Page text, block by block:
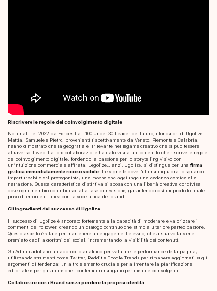
Riscrivere le regole del coinvolgimento digitale
Nominati nel 2022 da Forbes tra i 100 Under 30 Leader del futuro, i fondatori di Ugolize
Mattia, Samuele e Pietro, provenienti rispettivamente da Veneto, Piemonte e Calabria,
hanno dimostrato che la geografia è irrilevante nel legame creativo che si può tessere
attraverso il web. La loro collaborazione ha dato vita a un contenuto che riscrive le regole
del coinvolgimento digitale, fondendo la passione per lo storytelling visivo con
un’intuizione commerciale affinata. Legolize… anzi, Ugolize, si distingue per unafirma
grafica immediatamente riconoscibile: tre vignette dove l’ultima inquadra lo sguardo
imperturbabile del protagonista, una mossa che aggiunge una cadenza comica alla
narrazione. Questa caratteristica distintiva si sposa con una libertà creativa condivisa,
dove ogni membro contribuisce alla fase di revisione, garantendo così un prodotto finale
privo di errori e in linea con la voce unica del brand.
Gli ingredienti del successo di Ugolize
Il successo di Ugolize è ancorato fortemente alla capacità di moderare e valorizzare i
commenti dei follower, creando un dialogo continuo che stimola ulteriore partecipazione.
Questo aspetto è vitale per mantenere un engagement elevato, che a sua volta viene
premiato dagli algoritmi dei social, incrementando la visibilità dei contenuti.
Gli Admin adottano un approccio analitico per valutare le performance della pagina,
utilizzando strumenti come Twitter, Reddit e Google Trends per rimanere aggiornati sugli
argomenti di tendenza: un altro elemento cruciale per alimentare la pianificazione
editoriale e per garantire che i contenuti rimangano pertinenti e coinvolgenti.
Collaborare con i Brand senza perdere la propria identità